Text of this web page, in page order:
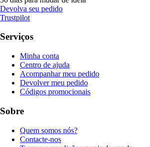
Devolva seu pedido
Trustpilot
Serviços
Minha conta
Centro de ajuda
Acompanhar meu pedido
Devolver meu pedido
Códigos promocionais
Sobre
Quem somos nós?
Contacte-nos